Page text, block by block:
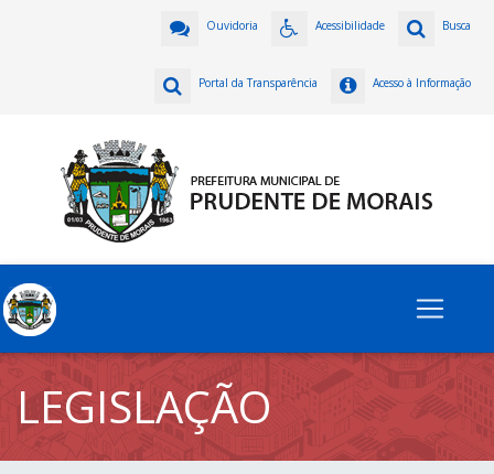
Busca
Acessibilidade
Ouvidoria
Acesso à Informação
Portal da Transparência
LEGISLAÇÃO